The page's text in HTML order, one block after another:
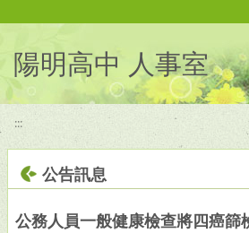
陽明高中 人事室
:::
公告訊息
公務人員一般健康檢查將四癌篩